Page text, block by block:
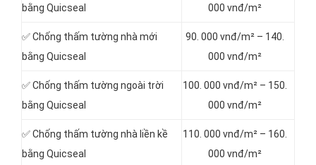
bằng Quicseal
000 vnđ/m²
✅ Chống thấm tường nhà mới
bằng Quicseal
90. 000 vnđ/m² – 140.
000 vnđ/m²
✅ Chống thấm tường ngoài trời
bằng Quicseal
100. 000 vnđ/m² – 150.
000 vnđ/m²
✅ Chống thấm tường nhà liền kề
bằng Quicseal
110. 000 vnđ/m² – 160.
000 vnđ/m²